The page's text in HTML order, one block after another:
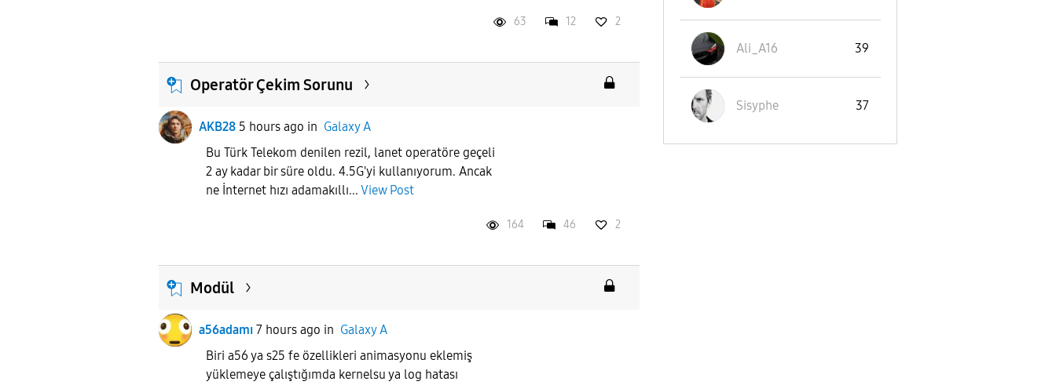
63 12 2
Operatör Çekim Sorunu
AKB28 5 hours ago in Galaxy A
Bu Türk Telekom denilen rezil, lanet operatöre geçeli
2 ay kadar bir süre oldu. 4.5G'yi kullanıyorum. Ancak
ne İnternet hızı adamakıllı... View Post
164 46 2
Modül
a56adamı 7 hours ago in Galaxy A
Biri a56 ya s25 fe özellikleri animasyonu eklemiş
yüklemeye çalıştığımda kernelsu ya log hatası
Ali_A16 39
Sisyphe 37